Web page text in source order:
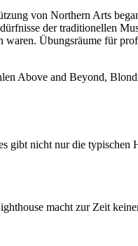
von Northern Arts
der traditionellen
Übungsräume für
Above and Beyond,
gibt nicht nur die typischen
macht zur Zeit